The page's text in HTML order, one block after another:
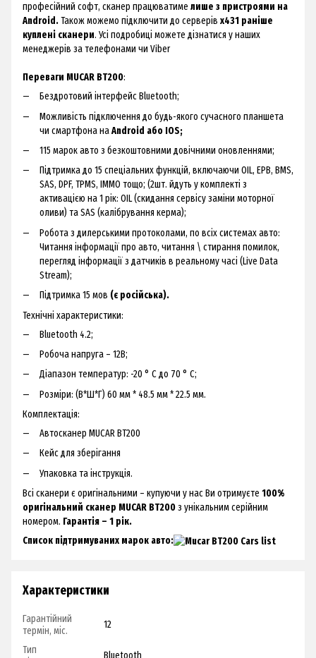
професійний софт, сканер працюватиме лише з пристроями на
Android.Також можемо підключити до серверів x431 раніше
куплені сканери. Усі подробиці можете дізнатися у наших
менеджерів за телефонами чи Viber
Переваги MUCAR BT200:
Бездротовий інтерфейс Bluetooth;
Можливість підключення до будь-якого сучасного планшета
чи смартфона наAndroid або IOS;
115 марок авто з безкоштовними довічними оновленнями;
Підтримка до 15 спеціальних функцій, включаючи OIL, EPB, BMS,
SAS, DPF, TPMS, IMMO тощо; (2шт. йдуть у комплекті з
активацією на 1 рік: OIL (скидання сервісу заміни моторної
оливи) та SAS (калібрування керма);
Робота з дилерськими протоколами, по всіх системах авто:
Читання інформації про авто, читання \ стирання помилок,
перегляд інформації з датчиків в реальному часі (Live Data
Stream);
Підтримка 15 мов (є російська).
Технічні характеристики:
Bluetooth 4.2;
Робоча напруга – 12В;
Діапазон температур: -20 ° C до 70 ° C;
Розміри: (В*Ш*Г) 60 мм * 48.5 мм * 22.5 мм.
Комплектація:
Автосканер MUCAR BT200
Кейс для зберігання
Упаковка та інструкція.
Всі сканери є оригінальними – купуючи у нас Ви отримуєте 100%
оригінальний сканер MUCAR BT200з унікальним серійним
номером. Гарантія – 1 рік.
Список підтримуваних марок авто:
Характеристики
Гарантійний
термін, міс.
12
Тип
Bluetooth